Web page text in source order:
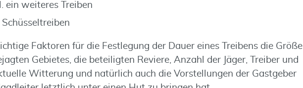
ein weiteres Treiben
Faktoren für die Festlegung der Dauer eines Treibens die Größe
Gebietes, die beteiligten Reviere, Anzahl der Jäger, Treiber und
Witterung und natürlich auch die Vorstellungen der Gastgeber